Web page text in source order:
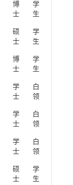
博
士
学
生
硕
士
学
生
博
士
学
生
学
士
白
领
学
士
白
领
学
士
白
领
硕
士
学
生